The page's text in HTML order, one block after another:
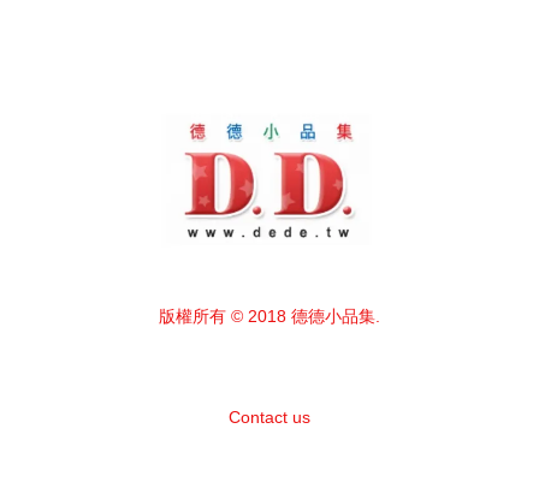
版權所有 © 2018 德德小品集.
Contact us